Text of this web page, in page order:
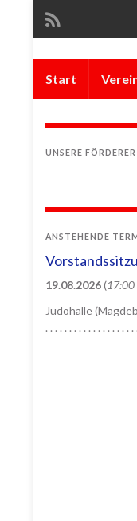
Start
UNSERE FÖRDERER
ANSTEHENDE
19.08.2026(17:00
Judohalle
. . . . . . . . . . . . . . . . . . .